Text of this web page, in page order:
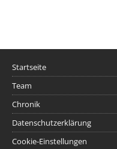
Startseite
Team
Chronik
Datenschutzerklärung
Cookie-Einstellungen